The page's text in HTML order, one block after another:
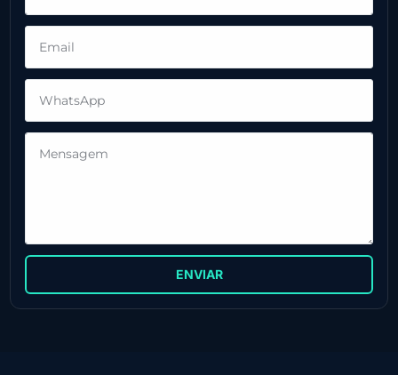
ENVIAR